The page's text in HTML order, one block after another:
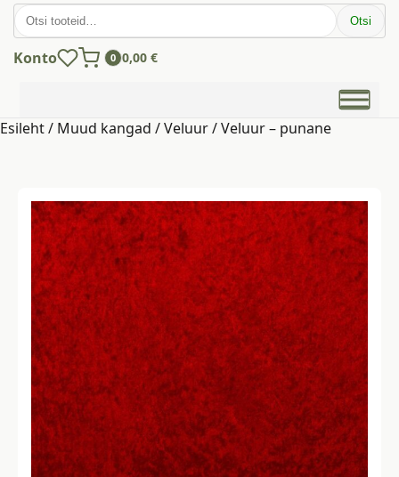
Otsi: Otsi
Konto 0 0,00 €
Esileht/ Muud kangad /Veluur/ Veluur – punane